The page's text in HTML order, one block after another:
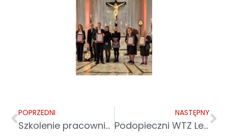
POPRZEDNI
Szkolenie pracowników i odkrywanie talentów
NASTĘPNY
Podopieczni WTZ Leżajsk odwiedzili Włochy